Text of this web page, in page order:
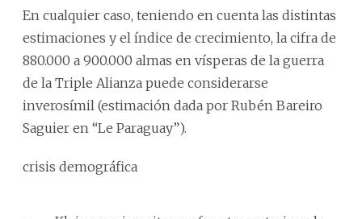
En cualquier caso, teniendo en cuenta las distintas
estimaciones y el índice de crecimiento, la cifra de
880.000 a 900.000 almas en vísperas de la guerra
de la Triple Alianza puede considerarse
inverosímil (estimación dada por Rubén Bareiro
Saguier en “Le Paraguay”).
crisis demográfica